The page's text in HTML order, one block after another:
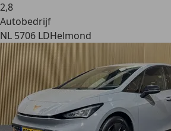
2,8
Autobedrijf
NL 5706 LDHelmond